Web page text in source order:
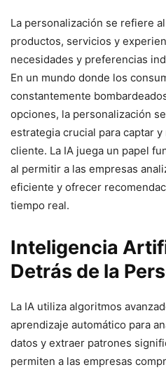
La personalización se refiere
productos, servicios y
necesidades y preferencias
En un mundo donde los
constantemente
opciones, la personalización
estrategia crucial para captar
cliente. La IA juega un papel
al permitir a las empresas
eficiente y ofrecer
tiempo real.
Inteligencia
Detrás de la
La IA utiliza algoritmos
aprendizaje automático para
datos y extraer patrones
permiten a las empresas